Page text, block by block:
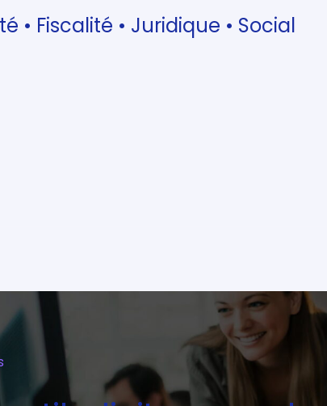
• Fiscalité • Juridique • Social